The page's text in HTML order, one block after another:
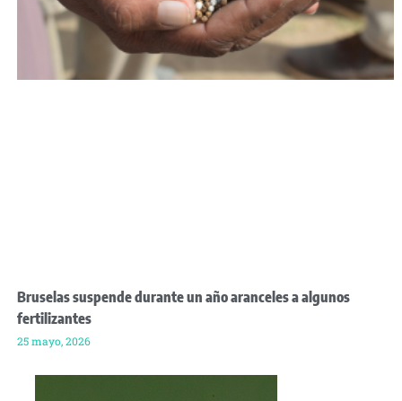
Bruselas suspende durante un año aranceles a algunos
fertilizantes
25 mayo, 2026